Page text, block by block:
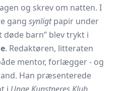
og skrev om natten. I
gang synligtpapir under
døde barn” blev trykt i
. Redaktøren, litteraten
mentor, forlægger - og
Han præsenterede